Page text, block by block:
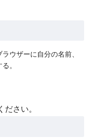
ウザーに自分の名前、
。
さい。